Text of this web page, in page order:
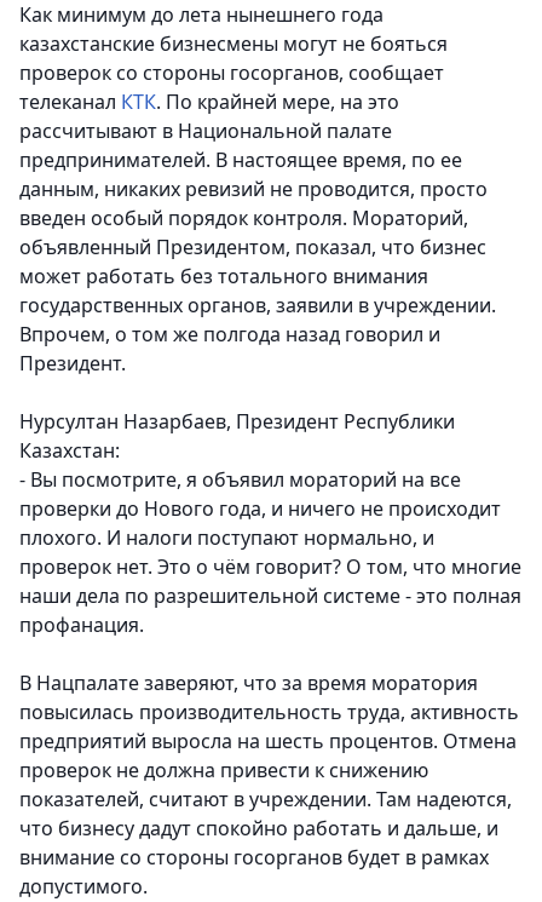
Как минимум до лета нынешнего года
казахстанские бизнесмены могут не бояться
проверок со стороны госорганов, сообщает
телеканал КТК. По крайней мере, на это
рассчитывают в Национальной палате
предпринимателей. В настоящее время, по ее
данным, никаких ревизий не проводится, просто
введен особый порядок контроля. Мораторий,
объявленный Президентом, показал, что бизнес
может работать без тотального внимания
государственных органов, заявили в учреждении.
Впрочем, о том же полгода назад говорил и
Президент.
Нурсултан Назарбаев, Президент Республики
Казахстан:
- Вы посмотрите, я объявил мораторий на все
проверки до Нового года, и ничего не происходит
плохого. И налоги поступают нормально, и
проверок нет. Это о чём говорит? О том, что многие
наши дела по разрешительной системе - это полная
профанация.
В Нацпалате заверяют, что за время моратория
повысилась производительность труда, активность
предприятий выросла на шесть процентов. Отмена
проверок не должна привести к снижению
показателей, считают в учреждении. Там надеются,
что бизнесу дадут спокойно работать и дальше, и
внимание со стороны госорганов будет в рамках
допустимого.